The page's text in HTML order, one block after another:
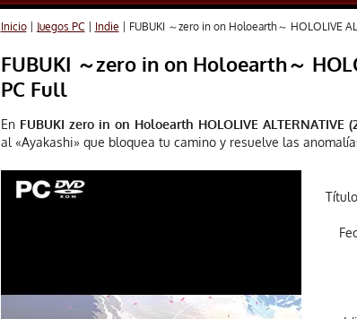
Inicio| Juegos PC | Indie | FUBUKI ～zero in on Holoearth～ HOLOLIVE
FUBUKI ～zero in on Holoearth～
PC Full
En FUBUKI zero in on Holoearth HOLOLIVE ALTERNATIVE
al «Ayakashi» que bloquea tu camino y resuelve las